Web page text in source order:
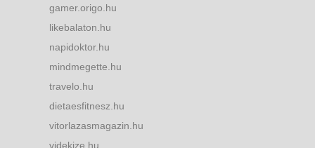
gamer.origo.hu
likebalaton.hu
napidoktor.hu
mindmegette.hu
travelo.hu
dietaesfitnesz.hu
vitorlazasmagazin.hu
videkize.hu